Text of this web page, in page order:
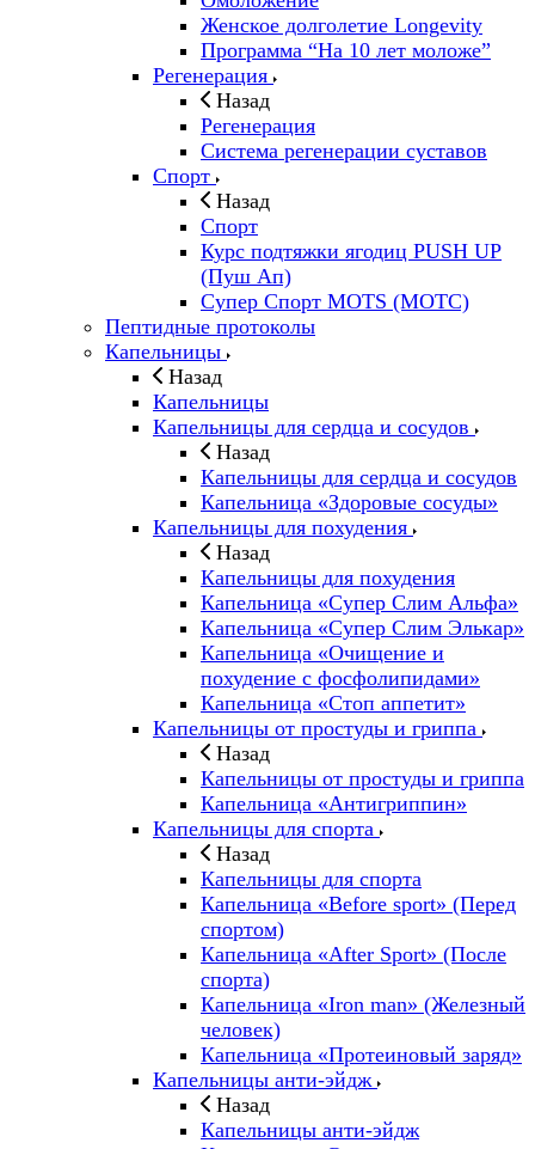
Женское долголетие Longevity
Программа “На 10 лет моложе”
Регенерация
Назад
Регенерация
Система регенерации суставов
Спорт
Назад
Спорт
Курс подтяжки ягодиц PUSH UP
(Пуш Ап)
Супер Спорт MOTS (МОТС)
Пептидные протоколы
Капельницы
Назад
Капельницы
Капельницы для сердца и сосудов
Назад
Капельницы для сердца и сосудов
Капельница «Здоровые сосуды»
Капельницы для похудения
Назад
Капельницы для похудения
Капельница «Супер Слим Альфа»
Капельница «Супер Слим Элькар»
Капельница «Очищение и
похудение с фосфолипидами»
Капельница «Стоп аппетит»
Капельницы от простуды и гриппа
Назад
Капельницы от простуды и гриппа
Капельница «Антигриппин»
Капельницы для спорта
Назад
Капельницы для спорта
Капельница «Before sport» (Перед
спортом)
Капельница «After Sport» (После
спорта)
Капельница «Iron man» (Железный
человек)
Капельница «Протеиновый заряд»
Капельницы анти-эйдж
Назад
Капельницы анти-эйдж